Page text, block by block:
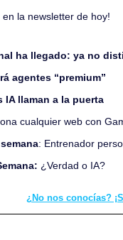
la newsletter de hoy!
ha llegado: ya no
agentes “premium”
IA llaman a la puerta
cualquier web con
: Entrenador
¿Verdad o IA?
¿No nos conocías?